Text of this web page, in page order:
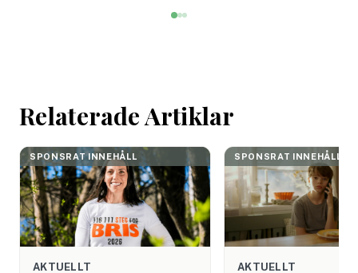
Relaterade Artiklar
SPONSRAT INNEHÅLL
AKTUELLT
SPONSRAT INNEHÅLL
AKTUELLT